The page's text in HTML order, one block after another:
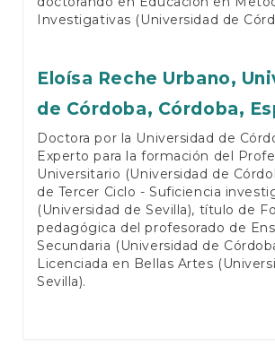
Investigativas (Universidad de
Eloísa Reche Urbano,
de Córdoba, Córdoba,
Doctora por la Universidad de
Experto para la formación del
Universitario (Universidad de
de Tercer Ciclo - Suficiencia
(Universidad de Sevilla), título de
pedagógica del profesorado de
Secundaria (Universidad de
Licenciada en Bellas Artes
Sevilla).